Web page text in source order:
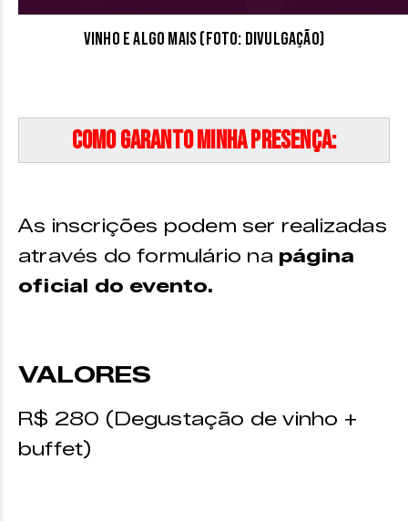
Vinho e algo mais (Foto: Divulgação)
Como garanto minha presença:
As inscrições podem ser realizadas
através do formulário na página
oficial do evento.
VALORES
R$ 280 (Degustação de vinho +
buffet)